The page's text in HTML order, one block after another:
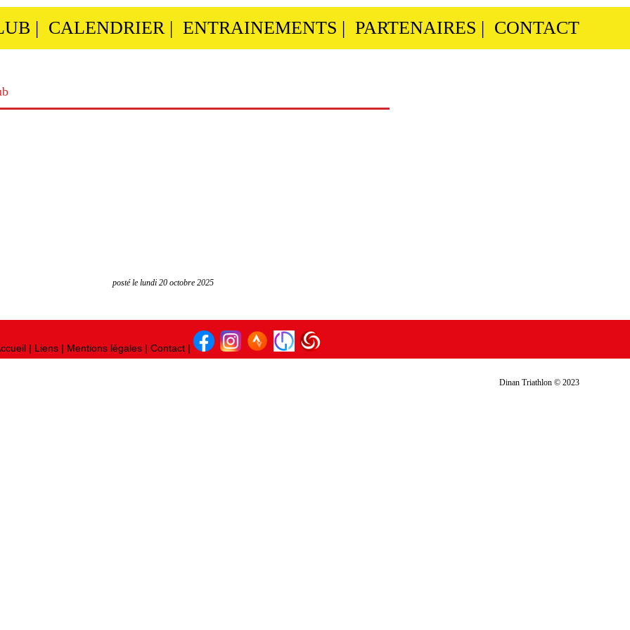
| CALENDRIER| ENTRAINEMENTS | PARTENAIRES | CONTACT
posté le lundi 20 octobre 2025
| Liens| Mentions légales| Contact|
Dinan Triathlon © 2023